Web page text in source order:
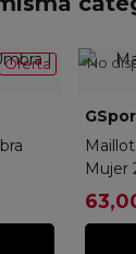
Oferta No
Mujer